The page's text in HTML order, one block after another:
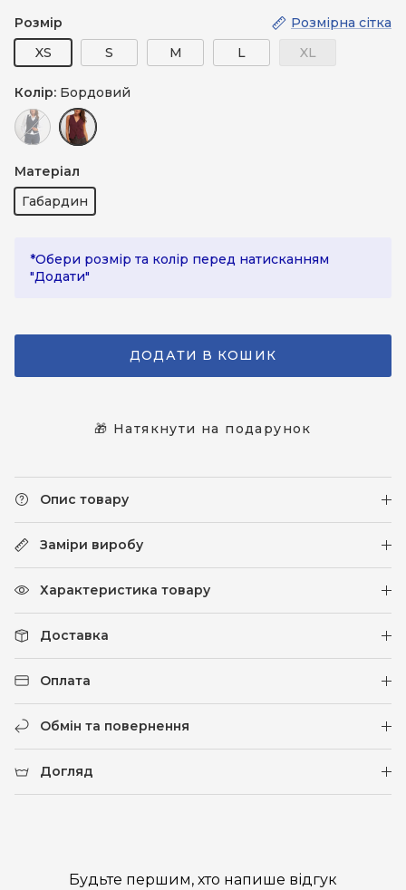
Розмір
Розмірна сітка
XS
S M L XL
Колір: Бордовий
Матеріал
Габардин
*Обери розмір та колір перед натисканням
"Додати"
ДОДАТИ В КОШИК
🎁 Натякнути на подарунок
Опис товару
Заміри виробу
Характеристика товару
Доставка
Оплата
Обмін та повернення
Догляд
Будьте першим, хто напише відгук